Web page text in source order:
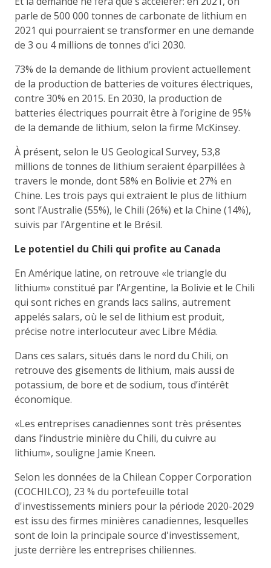
parle de 500 000 tonnes de carbonate de lithium en
2021 qui pourraient se transformer en une demande
de 3 ou 4 millions de tonnes d’ici 2030.
73% de la demande de lithium provient actuellement
de la production de batteries de voitures électriques,
contre 30% en 2015. En 2030, la production de
batteries électriques pourrait être à l’origine de 95%
de la demande de lithium, selon la firme McKinsey.
À présent, selon le US Geological Survey, 53,8
millions de tonnes de lithium seraient éparpillées à
travers le monde, dont 58% en Bolivie et 27% en
Chine. Les trois pays qui extraient le plus de lithium
sont l’Australie (55%), le Chili (26%) et la Chine (14%),
suivis par l’Argentine et le Brésil.
Le potentiel du Chili qui profite au Canada
En Amérique latine, on retrouve «le triangle du
lithium» constitué par l’Argentine, la Bolivie et le Chili
qui sont riches en grands lacs salins, autrement
appelés salars, où le sel de lithium est produit,
précise notre interlocuteur avec Libre Média.
Dans ces salars, situés dans le nord du Chili, on
retrouve des gisements de lithium, mais aussi de
potassium, de bore et de sodium, tous d’intérêt
économique.
«Les entreprises canadiennes sont très présentes
dans l’industrie minière du Chili, du cuivre au
lithium», souligne Jamie Kneen.
Selon les données de la Chilean Copper Corporation
(COCHILCO), 23 % du portefeuille total
d'investissements miniers pour la période 2020-2029
est issu des firmes minières canadiennes, lesquelles
sont de loin la principale source d'investissement,
juste derrière les entreprises chiliennes.